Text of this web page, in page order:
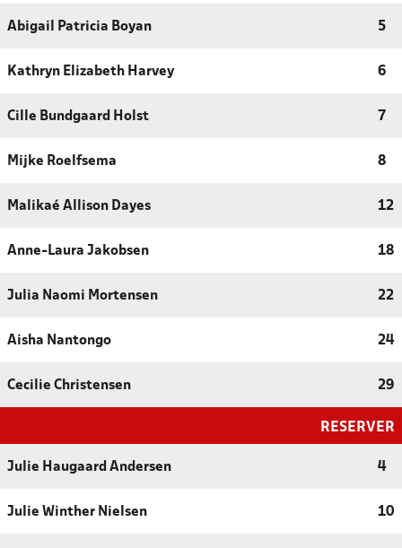
Abigail Patricia Boyan 5
Kathryn Elizabeth Harvey 6
Cille Bundgaard Holst 7
Mijke Roelfsema 8
Malikaé Allison Dayes 12
Anne-Laura Jakobsen 18
Julia Naomi Mortensen 22
Aisha Nantongo 24
Cecilie Christensen 29
RESERVER
Julie Haugaard Andersen 4
Julie Winther Nielsen 10